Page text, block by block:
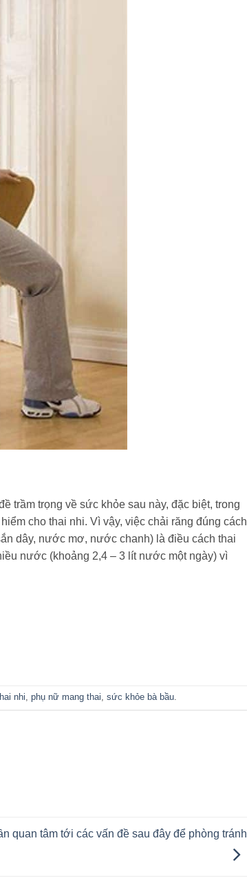
trầm trọng về sức khỏe sau này, đặc biệt, trong
cho thai nhi. Vì vậy, việc chải răng đúng cách
dây, nước mơ, nước chanh) là điều cách thai
nước (khoảng 2,4 – 3 lít nước một ngày) vì
nhi, phụ nữ mang thai, sức khỏe bà bầu.
quan tâm tới các vấn đề sau đây để phòng tránh